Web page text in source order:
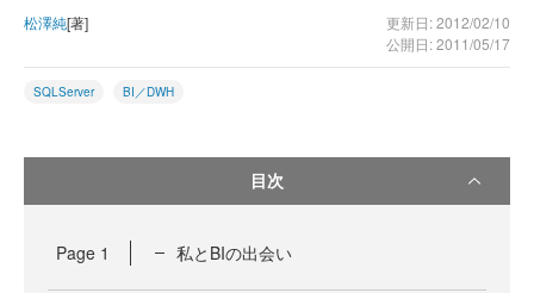
松澤純[著]
更新日: 2012/02/10
公開日: 2011/05/17
SQLServer BI／DWH
目次
Page 1 私とBIの出会い